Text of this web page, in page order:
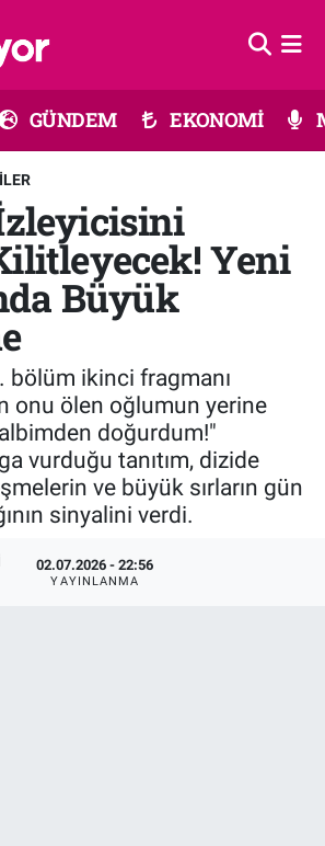
GÜNDEM EKONOMİ
Yeni
Büyük
bölüm ikinci fragmanı
onu ölen oğlumun yerine
doğurdum!"
vurduğu tanıtım, dizide
ve büyük sırların gün
sinyalini verdi.
02.07.2026 - 22:56
YAYINLANMA
Durumu ve Fikstür